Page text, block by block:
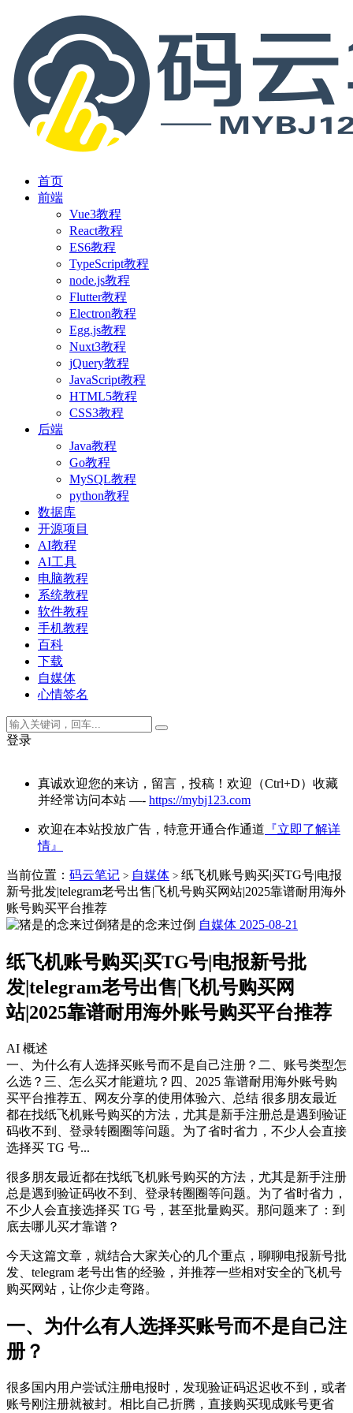
首页
前端
Vue3教程
React教程
ES6教程
TypeScript教程
node.js教程
Flutter教程
Electron教程
Egg.js教程
Nuxt3教程
jQuery教程
JavaScript教程
HTML5教程
CSS3教程
后端
Java教程
Go教程
MySQL教程
python教程
数据库
开源项目
AI教程
AI工具
电脑教程
系统教程
软件教程
手机教程
百科
下载
自媒体
心情签名
登录
真诚欢迎您的来访，留言，投稿！欢迎（Ctrl+D）收藏
并经常访问本站 —- https://mybj123.com
欢迎在本站投放广告，特意开通合作通道 『立即了解详
情』
当前位置： 码云笔记 > 自媒体 > 纸飞机账号购买|买TG号|电报
新号批发|telegram老号出售|飞机号购买网站|2025靠谱耐用海外
账号购买平台推荐
猪是的念来过倒 自媒体 2025-08-21
纸飞机账号购买|买TG号|电报新号批
发|telegram老号出售|飞机号购买网
站|2025靠谱耐用海外账号购买平台推荐
AI 概述
一、为什么有人选择买账号而不是自己注册？二、账号类型怎
么选？三、怎么买才能避坑？四、2025 靠谱耐用海外账号购
买平台推荐五、网友分享的使用体验六、总结 很多朋友最近
都在找纸飞机账号购买的方法，尤其是新手注册总是遇到验证
码收不到、登录转圈圈等问题。为了省时省力，不少人会直接
选择买 TG 号...
很多朋友最近都在找纸飞机账号购买的方法，尤其是新手注册
总是遇到验证码收不到、登录转圈圈等问题。为了省时省力，
不少人会直接选择买 TG 号，甚至批量购买。那问题来了：到
底去哪儿买才靠谱？
今天这篇文章，就结合大家关心的几个重点，聊聊电报新号批
发、telegram 老号出售的经验，并推荐一些相对安全的飞机号
购买网站，让你少走弯路。
一、为什么有人选择买账号而不是自己注
册？
很多国内用户尝试注册电报时，发现验证码迟迟收不到，或者
账号刚注册就被封。相比自己折腾，直接购买现成账号更省